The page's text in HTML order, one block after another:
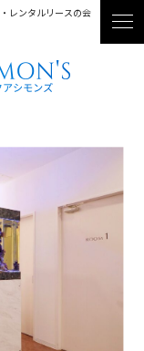
レンタルリースの会